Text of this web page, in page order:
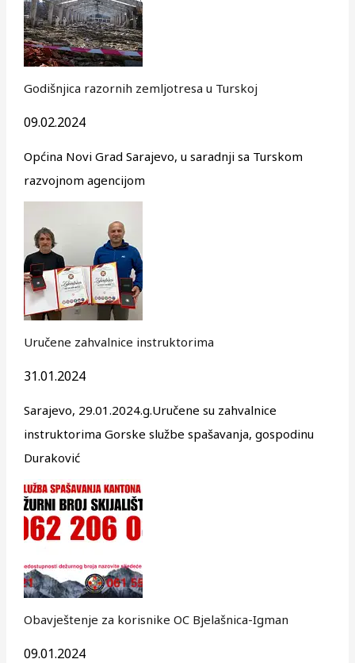
Godišnjica razornih zemljotresa u Turskoj
09.02.2024
Općina Novi Grad Sarajevo, u saradnji sa Turskom
razvojnom agencijom
Uručene zahvalnice instruktorima
31.01.2024
Sarajevo, 29.01.2024.g.Uručene su zahvalnice
instruktorima Gorske službe spašavanja, gospodinu
Duraković
Obavještenje za korisnike OC Bjelašnica-Igman
09.01.2024